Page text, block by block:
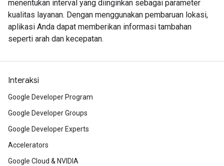
menentukan interval yang diinginkan sebagai parameter
kualitas layanan. Dengan menggunakan pembaruan lokasi,
aplikasi Anda dapat memberikan informasi tambahan
seperti arah dan kecepatan.
Interaksi
Google Developer Program
Google Developer Groups
Google Developer Experts
Accelerators
Google Cloud & NVIDIA